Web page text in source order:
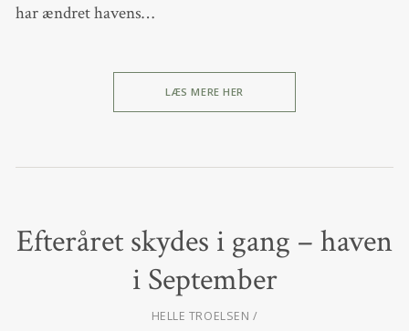
har ændret havens…
LÆS MERE HER
Efteråret skydes i gang – haven
i September
HELLE TROELSEN